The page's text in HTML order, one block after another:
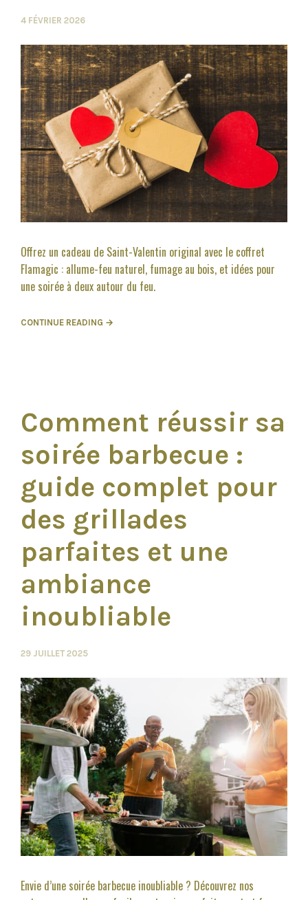
4 FÉVRIER 2026
Offrez un cadeau de Saint-Valentin original avec le coffret
Flamagic : allume-feu naturel, fumage au bois, et idées pour
une soirée à deux autour du feu.
CONTINUE READING →
Comment réussir sa
soirée barbecue :
guide complet pour
des grillades
parfaites et une
ambiance
inoubliable
29 JUILLET 2025
Envie d’une soirée barbecue inoubliable ? Découvrez nos